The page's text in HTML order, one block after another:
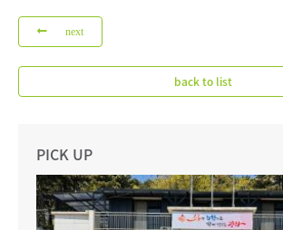
next
back to list
PICK UP